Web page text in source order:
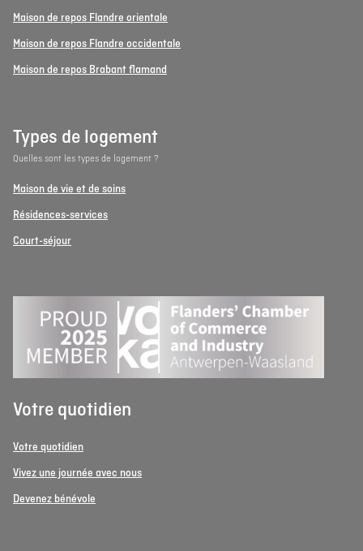
Maison de repos Flandre orientale
Maison de repos Flandre occidentale
Maison de repos Brabant flamand
Types de logement
Quelles sont les types de logement ?
Maison de vie et de soins
Résidences-services
Court-séjour
Votre quotidien
Votre quotidien
Vivez une journée avec nous
Devenez bénévole